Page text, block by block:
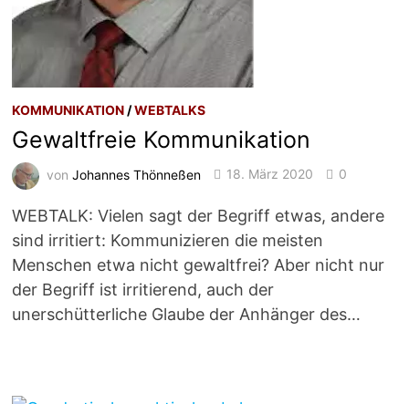
KOMMUNIKATION /WEBTALKS
Gewaltfreie Kommunikation
vonJohannes Thönneßen 18. März 2020 0
WEBTALK: Vielen sagt der Begriff etwas, andere
sind irritiert: Kommunizieren die meisten
Menschen etwa nicht gewaltfrei? Aber nicht nur
der Begriff ist irritierend, auch der
unerschütterliche Glaube der Anhänger des…